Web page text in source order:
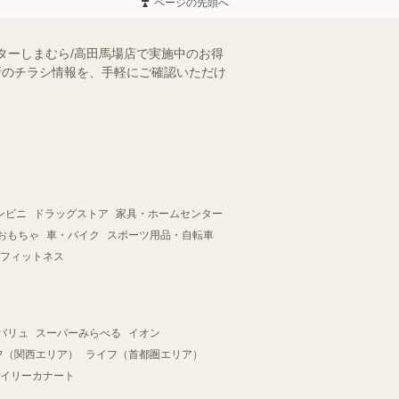
ページの先頭へ
ーしまむら/高田馬場店で実施中のお得
チラシ情報を、手軽にご確認いただけ
ビニ ドラッグストア
家具・ホームセンター
もちゃ 車・バイク
スポーツ用品・自転車
ィットネス
リュ スーパーみらべる
イオン
関西エリア）
ライフ（首都圏エリア）
リーカナート